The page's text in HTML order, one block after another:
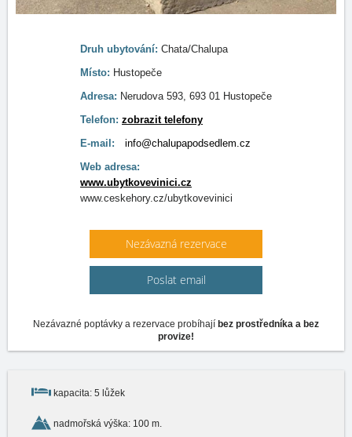
Druh ubytování: Chata/Chalupa
Místo: Hustopeče
Adresa: Nerudova 593, 693 01 Hustopeče
Telefon: zobrazit telefony
E-mail:
info@chalupapodsedlem.cz
Web adresa:
www.ubytkovevinici.cz
www.ceskehory.cz/ubytkovevinici
Nezávazná rezervace
Poslat email
Nezávazné poptávky a rezervace probíhají bez prostředníka a bez
provize!
kapacita: 5 lůžek
nadmořská výška: 100 m.